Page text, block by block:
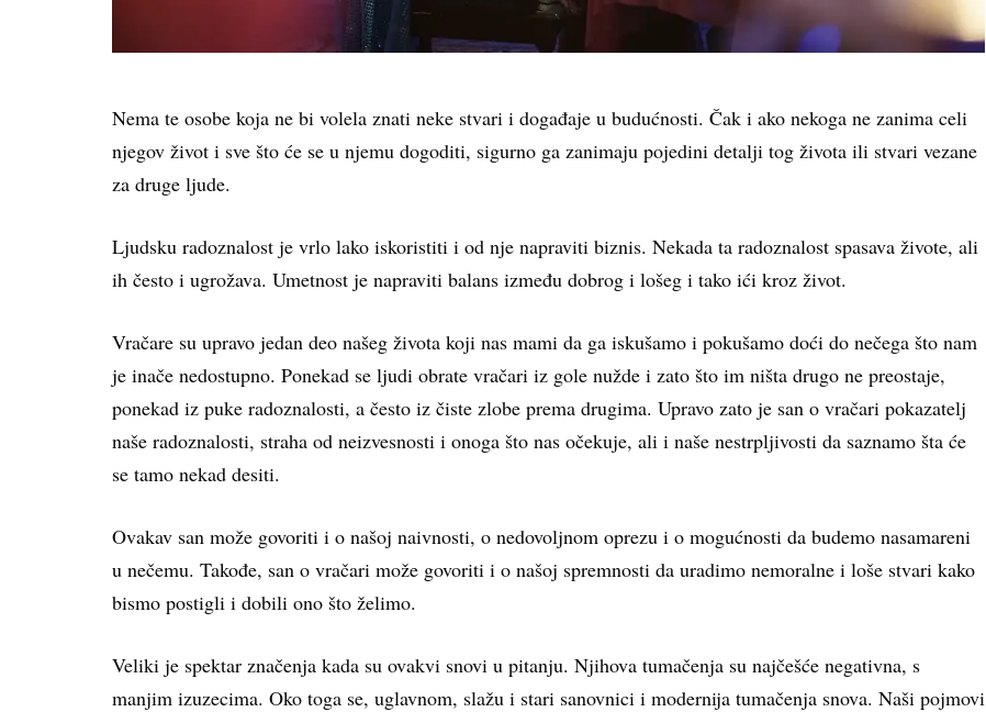
Nema te osobe koja ne bi volela znati neke stvari i događaje u budućnosti. Čak i ako nekoga ne zanima celi
njegov život i sve što će se u njemu dogoditi, sigurno ga zanimaju pojedini detalji tog života ili stvari vezane
za druge ljude.
Ljudsku radoznalost je vrlo lako iskoristiti i od nje napraviti biznis. Nekada ta radoznalost spasava živote, ali
ih često i ugrožava. Umetnost je napraviti balans između dobrog i lošeg i tako ići kroz život.
Vračare su upravo jedan deo našeg života koji nas mami da ga iskušamo i pokušamo doći do nečega što nam
je inače nedostupno. Ponekad se ljudi obrate vračari iz gole nužde i zato što im ništa drugo ne preostaje,
ponekad iz puke radoznalosti, a često iz čiste zlobe prema drugima. Upravo zato je san o vračari pokazatelj
naše radoznalosti, straha od neizvesnosti i onoga što nas očekuje, ali i naše nestrpljivosti da saznamo šta će
se tamo nekad desiti.
Ovakav san može govoriti i o našoj naivnosti, o nedovoljnom oprezu i o mogućnosti da budemo nasamareni
u nečemu. Takođe, san o vračari može govoriti i o našoj spremnosti da uradimo nemoralne i loše stvari kako
bismo postigli i dobili ono što želimo.
Veliki je spektar značenja kada su ovakvi snovi u pitanju. Njihova tumačenja su najčešće negativna, s
manjim izuzecima. Oko toga se, uglavnom, slažu i stari sanovnici i modernija tumačenja snova. Naši pojmovi